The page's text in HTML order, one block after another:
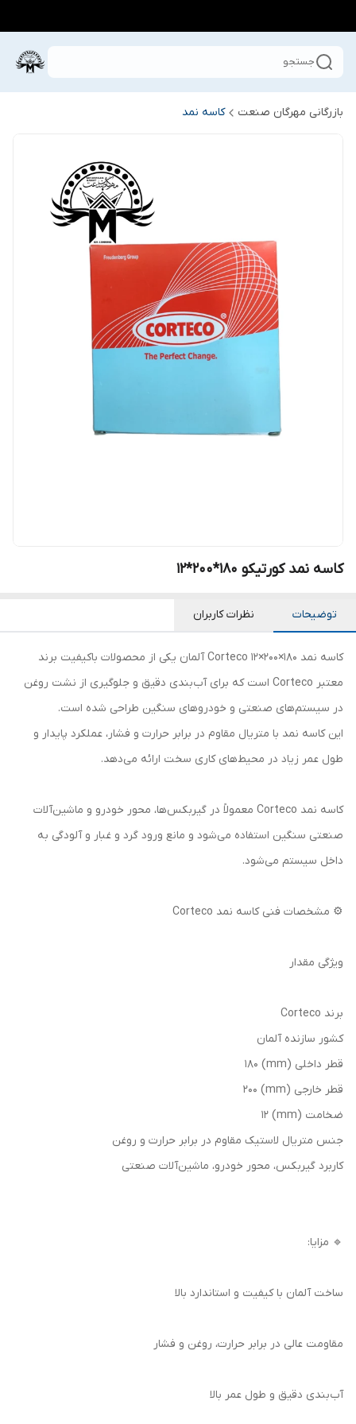
جستجو
بازرگانی مهرگان صنعت کاسه نمد
کاسه نمد کورتیکو 180*200*12
توضیحات نظرات کاربران
کاسه نمد 180×200×12 Corteco آلمان یکی از محصولات باکیفیت برند
معتبر Corteco است که برای آب‌بندی دقیق و جلوگیری از نشت روغن
در سیستم‌های صنعتی و خودروهای سنگین طراحی شده است.
این کاسه نمد با متریال مقاوم در برابر حرارت و فشار، عملکرد پایدار و
طول عمر زیاد در محیط‌های کاری سخت ارائه می‌دهد.
کاسه نمد Corteco معمولاً در گیربکس‌ها، محور خودرو و ماشین‌آلات
صنعتی سنگین استفاده می‌شود و مانع ورود گرد و غبار و آلودگی به
داخل سیستم می‌شود.
⚙️ مشخصات فنی کاسه نمد Corteco
ویژگی مقدار
برند Corteco
کشور سازنده آلمان
قطر داخلی (mm) 180
قطر خارجی (mm) 200
ضخامت (mm) 12
جنس متریال لاستیک مقاوم در برابر حرارت و روغن
کاربرد گیربکس، محور خودرو، ماشین‌آلات صنعتی
🔹 مزایا:
ساخت آلمان با کیفیت و استاندارد بالا
مقاومت عالی در برابر حرارت، روغن و فشار
آب‌بندی دقیق و طول عمر بالا